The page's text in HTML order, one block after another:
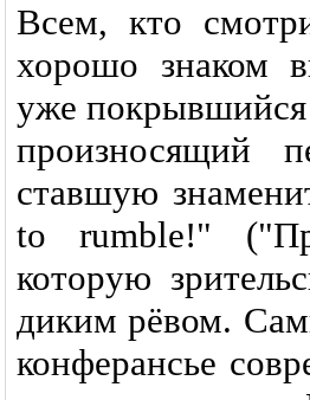
Всем, кто
хорошо знаком
уже
произносящий
ставшую
to rumble!"
которую
диким рёвом.
конферансье